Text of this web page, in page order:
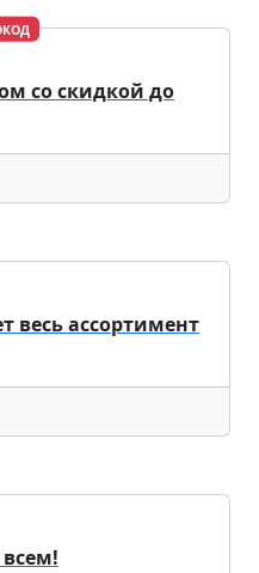
со скидкой до
весь ассортимент